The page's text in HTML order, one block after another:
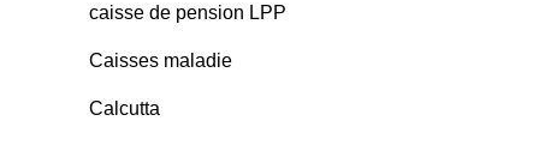
caisse de pension LPP
Caisses maladie
Calcutta